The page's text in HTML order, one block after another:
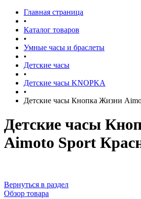
Главная страница
•
Каталог товаров
•
Умные часы и браслеты
•
Детские часы
•
Детские часы KNOPKA
•
Детские часы Кнопка Жизни
Детские часы
Aimoto Sport
Вернуться в раздел
Обзор товара